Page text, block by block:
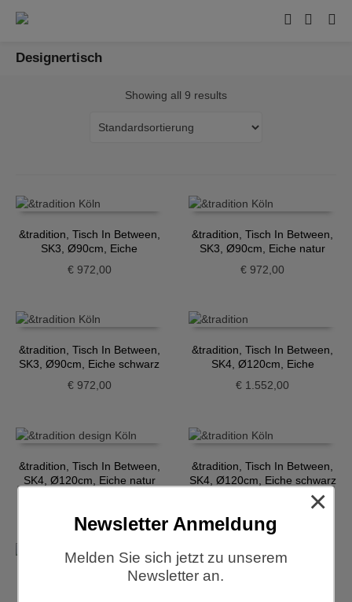
Designertisch
Showing all 9 results
&tradition, Tisch In Between,
SK3, Ø90cm, Eiche
geräuchert
€972,00
&tradition, Tisch In Between,
SK3, Ø90cm, Eiche natur
€ 972,00
&tradition, Tisch In Between,
SK3, Ø90cm, Eiche schwarz
€972,00
&tradition, Tisch In Between,
SK4, Ø120cm, Eiche
geräuchert
€ 1.552,00
&tradition, Tisch In Between,
SK4, Ø120cm, Eiche natur
&tradition, Tisch In Between,
SK4, Ø120cm, Eiche schwarz
&tradition, Tisch In Between,
Newsletter Anmeldung
Melden Sie sich jetzt zu unserem
Newsletter an.
×